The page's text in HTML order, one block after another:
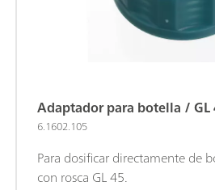
Adaptador para botella /
6.1602.105
Para dosificar directamente de
con rosca GL 45.